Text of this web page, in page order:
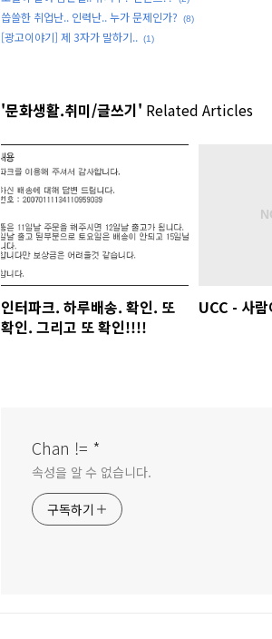
씁쓸한 취업난.. 인력난.. 누가 문제인가? (8)
[광고이야기] 제 3자가 말하기.. (1)
'문화생활.취미/글쓰기' Related Articles
인터파크. 하루배송. 확인. 또
확인. 그리고 또 확인!!!!
UCC - 사
Chan != *
속성을 알 수 없습니다.
구독하기